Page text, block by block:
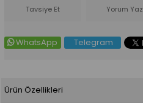
Tavsiye Et Yorum Yaz
WhatsApp Telegram
Ürün Özellikleri